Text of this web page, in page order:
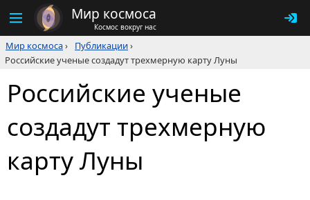
Мир космоса
Космос вокруг нас
Мир космоса› Публикации›
Российские ученые создадут трехмерную карту Луны
Российские ученые
создадут трехмерную
карту Луны